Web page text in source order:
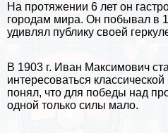
На протяжении 6 лет он
городам мира. Он побывал в
удивлял публику своей
В 1903 г. Иван Максимович
интересоваться
понял, что для победы над
одной только силы мало.